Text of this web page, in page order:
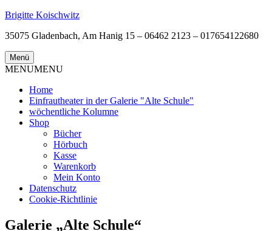
Zum
springen
Brigitte Koischwitz
35075 Gladenbach, Am Hanig 15 – 06462 2123 – 017654122680
Menü
MENUMENU
Home
Einfrautheater in der Galerie "Alte Schule"
wöchentliche Kolumne
Shop
Bücher
Hörbuch
Kasse
Warenkorb
Mein Konto
Datenschutz
Cookie-Richtlinie
Galerie „Alte Schule“